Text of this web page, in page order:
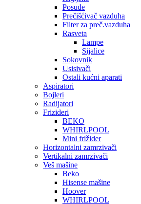
Posuđe
Prečišćivač vazduha
Filter za preč.vazduha
Rasveta
Lampe
Sijalice
Sokovnik
Usisivači
Ostali kućni aparati
Aspiratori
Bojleri
Radijatori
Frizideri
BEKO
WHIRLPOOL
Mini frižider
Horizontalni zamrzivači
Vertikalni zamrzivači
Veš mašine
Beko
Hisense mašine
Hoover
WHIRLPOOL